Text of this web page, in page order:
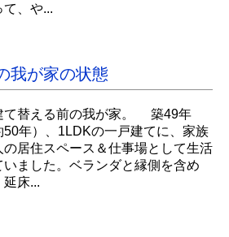
て、や...
我が家の状態
替える前の我が家。 築49年
50年）、1LDKの一戸建てに、家族
の居住スペース＆仕事場として生活
いました。ベランダと縁側を含め
延床...